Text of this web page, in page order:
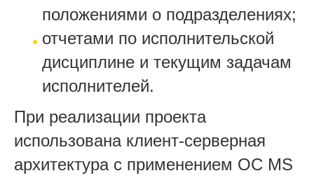
положениями о подразделениях;
отчетами по исполнительской
дисциплине и текущим задачам
исполнителей.
При реализации проекта
использована клиент-серверная
архитектура с применением ОС MS